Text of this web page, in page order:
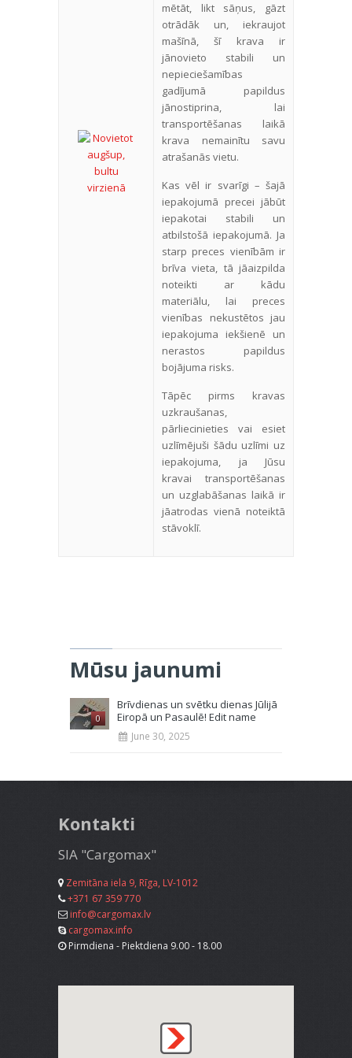
mētāt, likt sāņus, gāzt
otrādāk un, iekraujot
mašīnā, šī krava ir
jānovieto stabili un
nepieciešamības
gadījumā papildus
jānostiprina, lai
transportēšanas laikā
krava nemainītu savu
atrašanās vietu.
Kas vēl ir svarīgi – šajā
iepakojumā precei jābūt
iepakotai stabili un
atbilstošā iepakojumā. Ja
starp preces vienībām ir
brīva vieta, tā jāaizpilda
noteikti ar kādu
materiālu, lai preces
vienības nekustētos jau
iepakojuma iekšienē un
nerastos papildus
bojājuma risks.
Tāpēc pirms kravas
uzkraušanas,
pārliecinieties vai esiet
uzlīmējuši šādu uzlīmi uz
iepakojuma, ja Jūsu
kravai transportēšanas
un uzglabāšanas laikā ir
jāatrodas vienā noteiktā
stāvoklī.
Mūsu jaunumi
0
Brīvdienas un svētku dienas Jūlijā
Eiropā un Pasaulē! Edit name
June 30, 2025
Kontakti
SIA "Cargomax"
Zemitāna iela 9, Rīga, LV-1012
+371 67 359 770
info@cargomax.lv
cargomax.info
Pirmdiena - Piektdiena 9.00 - 18.00